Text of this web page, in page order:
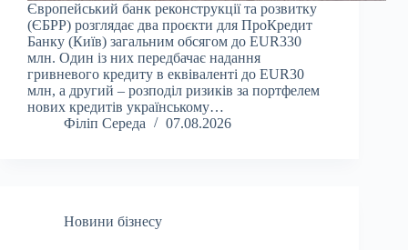
Європейський банк реконструкції та розвитку
(ЄБРР) розглядає два проєкти для ПроКредит
Банку (Київ) загальним обсягом до EUR330
млн. Один із них передбачає надання
гривневого кредиту в еквіваленті до EUR30
млн, а другий – розподіл ризиків за портфелем
нових кредитів українському…
Філіп Середа
07.08.2026
Новини бізнесу